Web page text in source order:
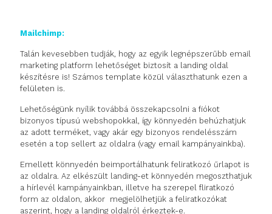
Mailchimp:
Talán kevesebben tudják, hogy az egyik legnépszerűbb email
marketing platform lehetőséget biztosít a landing oldal
készítésre is! Számos template közül választhatunk ezen a
felületen is.
Lehetőségünk nyílik továbbá összekapcsolni a fiókot
bizonyos típusú webshopokkal, így könnyedén behúzhatjuk
az adott terméket, vagy akár egy bizonyos rendelésszám
esetén a top sellert az oldalra (vagy email kampányainkba).
Emellett könnyedén beimportálhatunk feliratkozó űrlapot is
az oldalra. Az elkészült landing-et könnyedén megoszthatjuk
a hírlevél kampányainkban, illetve ha szerepel fliratkozó
form az oldalon, akkor megjelölhetjük a feliratkozókat
aszerint, hogy a landing oldalról érkeztek-e.